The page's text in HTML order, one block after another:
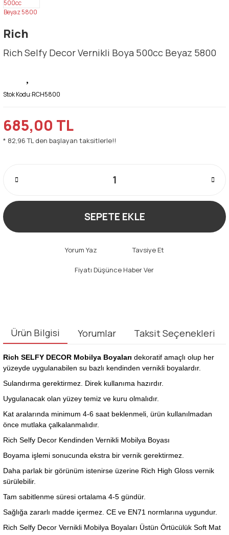
Rich
Rich Selfy Decor Vernikli Boya 500cc Beyaz 5800
Stok Kodu:RCH5800
685,00 TL
* 82,96 TL den başlayan taksitlerle!!
SEPETE EKLE
Yorum Yaz Tavsiye Et
Fiyatı Düşünce Haber Ver
Ürün Bilgisi Yorumlar Taksit Seçenekleri
Rich SELFY DECOR Mobilya Boyaları dekoratif amaçlı olup her
yüzeyde uygulanabilen su bazlı kendinden vernikli boyalardır.
Sulandırma gerektirmez. Direk kullanıma hazırdır.
Uygulanacak olan yüzey temiz ve kuru olmalıdır.
Kat aralarında minimum 4-6 saat beklenmeli, ürün kullanılmadan
önce mutlaka çalkalanmalıdır.
Rich Selfy Decor Kendinden Vernikli Mobilya Boyası
Boyama işlemi sonucunda ekstra bir vernik gerektirmez.
Daha parlak bir görünüm istenirse üzerine Rich High Gloss vernik
sürülebilir.
Tam sabitlenme süresi ortalama 4-5 gündür.
Sağlığa zararlı madde içermez. CE ve EN71 normlarına uygundur.
Rich Selfy Decor Vernikli Mobilya Boyaları Üstün Örtücülük Soft Mat